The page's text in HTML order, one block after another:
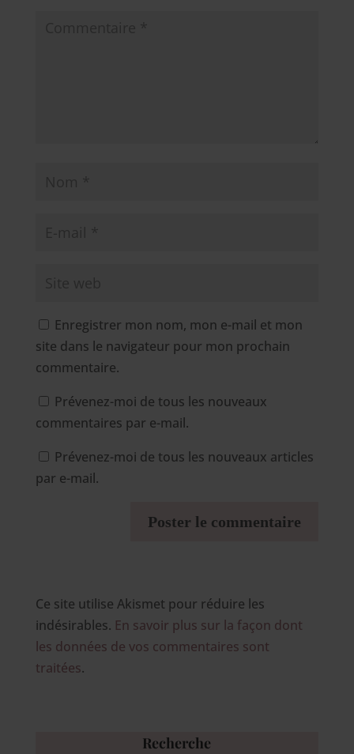
Enregistrer mon nom, mon e-mail et mon
site dans le navigateur pour mon prochain
commentaire.
Prévenez-moi de tous les nouveaux
commentaires par e-mail.
Prévenez-moi de tous les nouveaux articles
par e-mail.
Ce site utilise Akismet pour réduire les
indésirables. En savoir plus sur la façon dont
les données de vos commentaires sont
traitées.
Recherche